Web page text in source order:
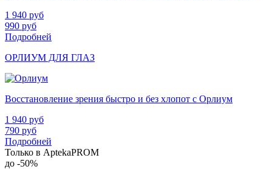
1 940 руб
990 руб
Подробней
ОРЛИУМ ДЛЯ ГЛАЗ
Восстановление зрения быстро и без хлопот с Орлиум
1 940 руб
790 руб
Подробней
Только в AptekaPROM
до -50%